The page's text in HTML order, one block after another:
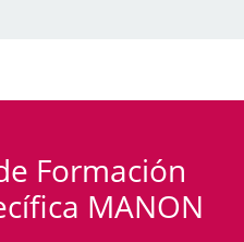
Formación
MANON